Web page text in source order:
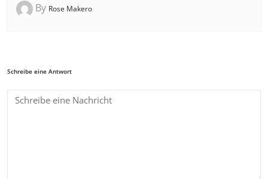
By Rose Makero
Schreibe eine Antwort